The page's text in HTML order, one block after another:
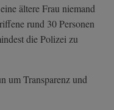
ältere Frau niemand
rund 30 Personen
die Polizei zu
um Transparenz und